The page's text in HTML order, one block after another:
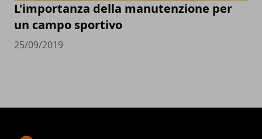
L'importanza della manutenzione per
un campo sportivo
25/09/2019